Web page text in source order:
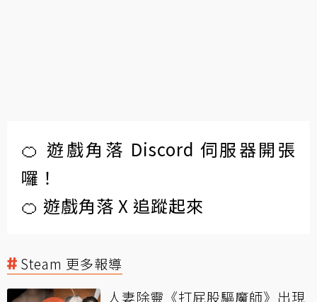
🍊 遊戲角落 Discord 伺服器開張
囉！
🍊 遊戲角落 X 追蹤起來
Steam 更多報導
人妻除靈《打屁股驅魔師》出現